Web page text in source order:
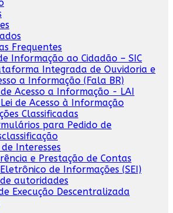
Frequentes
Informação ao Cidadão – SIC
Integrada de Ouvidoria e
a Informação (Fala BR)
de Acesso a Informação - LAI
de Acesso à Informação
Classificadas
para Pedido de
Interesses
e Prestação de Contas
de Informações (SEI)
autoridades
Execução Descentralizada